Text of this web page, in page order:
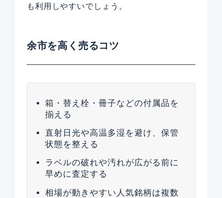
も利用しやすいでしょう。
余市を高く売るコツ
箱・替え栓・冊子などの付属品を
揃える
直射日光や高温多湿を避け、保管
状態を整える
ラベルの破れや汚れが広がる前に
早めに査定する
相場が動きやすい人気銘柄は複数